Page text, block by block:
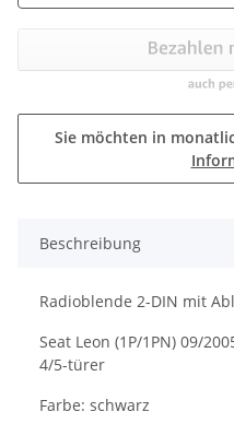
Sie möchten in
Beschreibung
Radioblende 2-DIN mit
Seat Leon (1P/1PN) 09/
4/5-türer
Farbe: schwarz